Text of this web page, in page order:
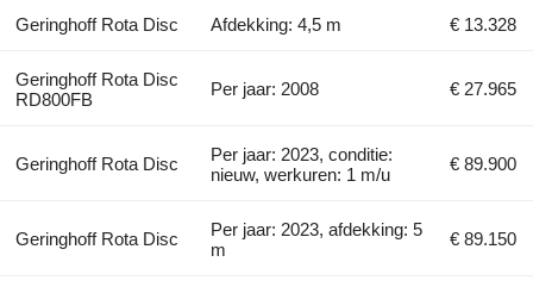
Geringhoff Rota Disc Afdekking: 4,5 m € 13.328
Geringhoff Rota Disc
RD800FB
Per jaar: 2008 € 27.965
Geringhoff Rota Disc
Per jaar: 2023, conditie:
nieuw, werkuren: 1 m/u
€ 89.900
Geringhoff Rota Disc
Per jaar: 2023, afdekking: 5
m
€ 89.150